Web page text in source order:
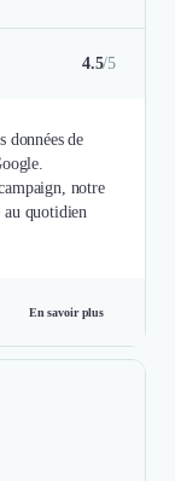
4.5/5
données de
notre
quotidien
En savoir plus